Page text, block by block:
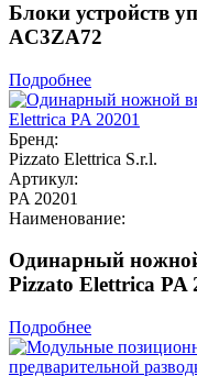
Блоки устройств
AC3ZA72
Подробнее
Бренд:
Pizzato Elettrica S.r.l.
Артикул:
PA 20201
Наименование:
Одинарный
Pizzato Elettrica PA
Подробнее